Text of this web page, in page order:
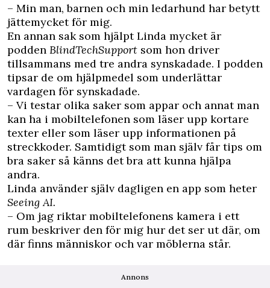
– Min man, barnen och min ledarhund har betytt
jättemycket för mig.
En annan sak som hjälpt Linda mycket är
podden BlindTechSupport som hon driver
tillsammans med tre andra synskadade. I podden
tipsar de om hjälpmedel som underlättar
vardagen för synskadade.
– Vi testar olika saker som appar och annat man
kan ha i mobiltelefonen som läser upp kortare
texter eller som läser upp informationen på
streckkoder. Samtidigt som man själv får tips om
bra saker så känns det bra att kunna hjälpa
andra.
Linda använder själv dagligen en app som heter
Seeing AI.
– Om jag riktar mobiltelefonens kamera i ett
rum beskriver den för mig hur det ser ut där, om
där finns människor och var möblerna står.
Annons